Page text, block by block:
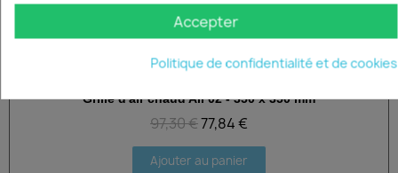
Aperçu rapide
Grille d'air chaud Air'02 - 350 x 350 mm
97,30 €77,84 €
Ajouter au panier
Accepter
Politique de confidentialité et de cookies